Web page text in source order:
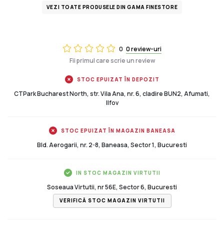
0 0 review-uri
Fii primul care scrie un review
STOC EPUIZAT ÎN DEPOZIT
CTPark Bucharest North, str. Vila Ana, nr. 6, cladire BUN2, Afumati,
Ilfov
STOC EPUIZAT ÎN MAGAZIN BANEASA
Bld. Aerogarii, nr. 2-8, Baneasa, Sector 1, Bucuresti
IN STOC MAGAZIN VIRTUTII
Soseaua Virtutii, nr 56E, Sector 6, Bucuresti
VERIFICĂ STOC MAGAZIN VIRTUTII
VEZI TOATE PRODUSELE DIN GAMA FINESTORE